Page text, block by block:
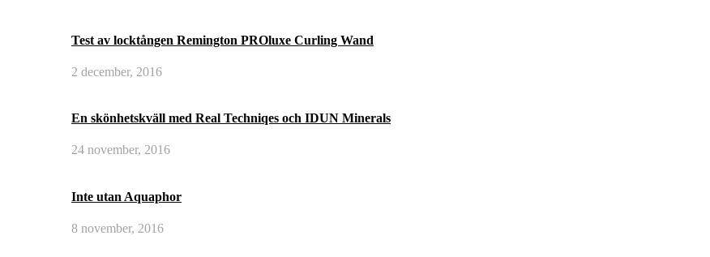
Test av locktången Remington PROluxe Curling Wand
2 december, 2016
En skönhetskväll med Real Techniqes och IDUN Minerals
24 november, 2016
Inte utan Aquaphor
8 november, 2016